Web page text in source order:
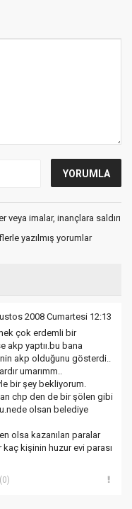
imalar, inançlara saldırı
yazılmış yorumlar
2008 Cumartesi 12:13
çok erdemli bir
akp yaptıı.bu bana
akp olduğunu gösterdi..
umarımm..
bir şey bekliyorum.
chp den de bir şölen gibi
olsan belediye
olsa kazanılan paralar
kişinin huzur evi parası
(0)